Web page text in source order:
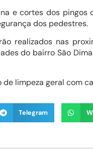
dos pingos
dos pedestres.
nas
do bairro São
limpeza geral com
Telegram